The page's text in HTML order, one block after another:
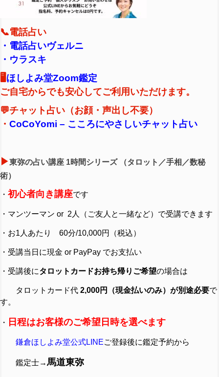
📞電話占い
・ 電話占いヴェルニ
・ ウラスキ
🖥️ ほしよみ堂Zoom鑑定
ご自宅からでも安心してご利用いただけます。
💬チャット占い（お顔・声出し不要）
・ CoCoYomi – こころにやさしいチャット占い
▶︎東弥の占い講座 1時間シリーズ （タロット／手相／数秘
術）
・ 初心者向き講座です
・マンツーマン or 2人（ご友人と一緒など）で受講できます
・お1人あたり 60分/10,000円（税込）
・受講当日に現金 or PayPay でお支払い
・受講後にタロットカードお持ち帰りご希望の場合は
タロットカード代 2,000円（現金払いのみ）が別途必要で
す。
・ 日程はお客様のご希望日時を選べます
鎌倉ほしよみ堂公式LINEご登録後に鑑定予約から
鑑定士→馬道東弥